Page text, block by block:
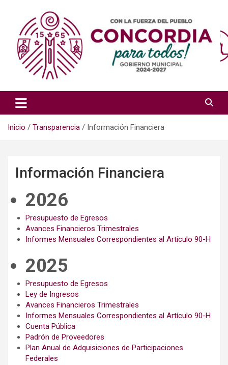
contenido
H. Ayuntamiento de Concordia,
Sin.
Inicio Transparencia Información Financiera
Información Financiera
2026
Presupuesto de Egresos
Avances Financieros Trimestrales
Informes Mensuales Correspondientes al Artículo 90-H
2025
Presupuesto de Egresos
Ley de Ingresos
Avances Financieros Trimestrales
Informes Mensuales Correspondientes al Artículo 90-H
Cuenta Pública
Padrón de Proveedores
Plan Anual de Adquisiciones de Participaciones
Federales